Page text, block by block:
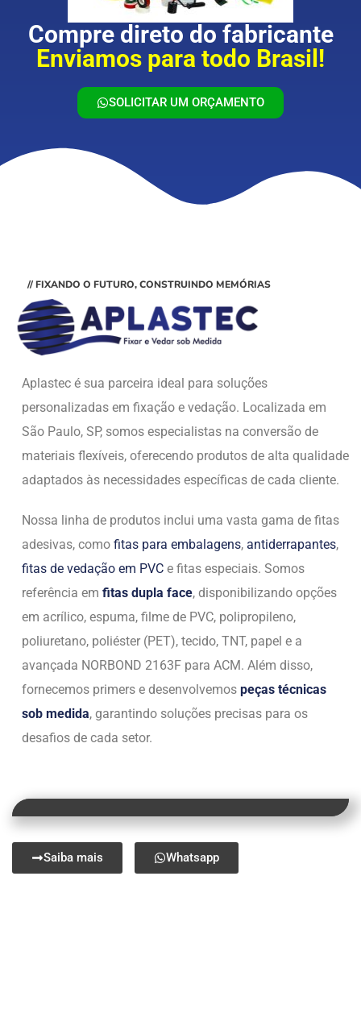
Compre direto do fabricante
Enviamos para todo Brasil!
SOLICITAR UM ORÇAMENTO
// FIXANDO O FUTURO, CONSTRUINDO MEMÓRIAS
Aplastec é sua parceira ideal para soluções
personalizadas em fixação e vedação. Localizada em
São Paulo, SP, somos especialistas na conversão de
materiais flexíveis, oferecendo produtos de alta qualidade
adaptados às necessidades específicas de cada cliente.
Nossa linha de produtos inclui uma vasta gama de fitas
adesivas, como fitas para embalagens, antiderrapantes,
fitas de vedação em PVC e fitas especiais. Somos
referência em fitas dupla face, disponibilizando opções
em acrílico, espuma, filme de PVC, polipropileno,
poliuretano, poliéster (PET), tecido, TNT, papel e a
avançada NORBOND 2163F para ACM. Além disso,
fornecemos primers e desenvolvemos peças técnicas
sob medida, garantindo soluções precisas para os
desafios de cada setor.
Saiba mais Whatsapp